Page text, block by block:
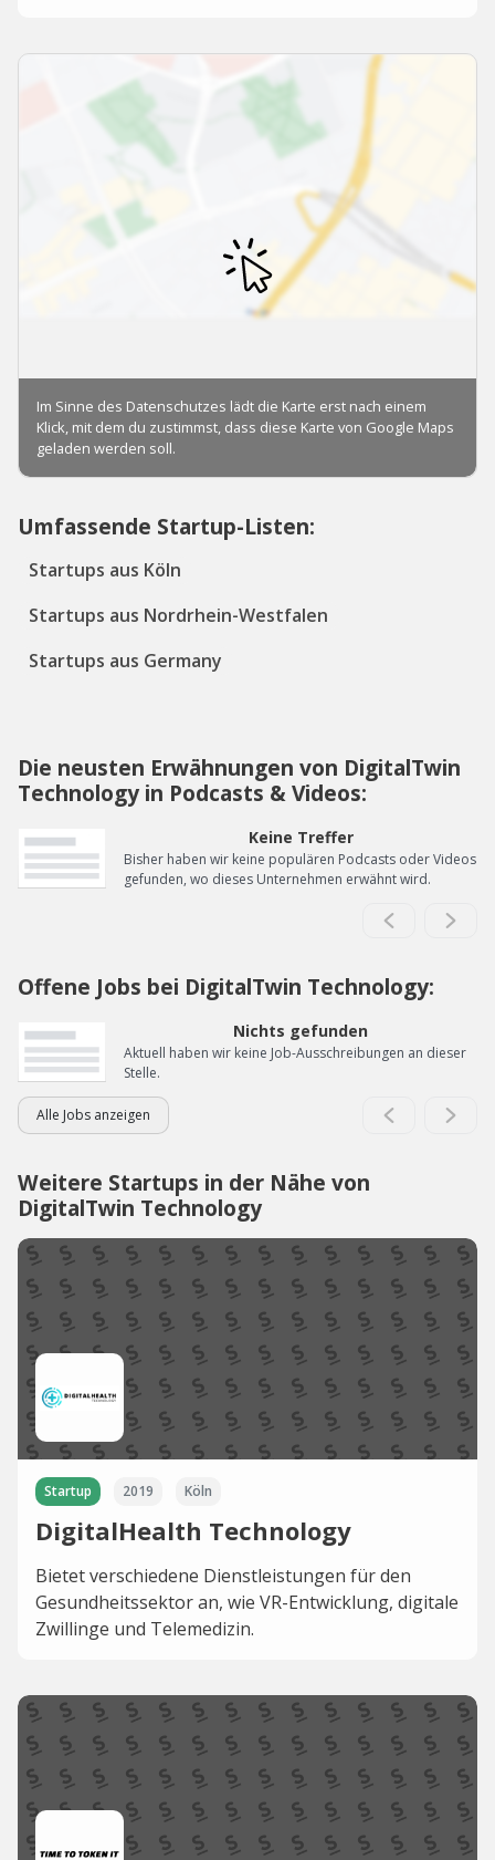
Umfassende Startup-Listen:
Startups aus Köln
Startups aus Nordrhein-Westfalen
Startups aus Germany
Die neusten Erwähnungen von DigitalTwin
Technology in Podcasts & Videos:
Keine Treffer
Bisher haben wir keine populären Podcasts oder Videos
gefunden, wo dieses Unternehmen erwähnt wird.
Offene Jobs bei DigitalTwin Technology:
Nichts gefunden
Aktuell haben wir keine Job-Ausschreibungen an dieser
Stelle.
Alle Jobs anzeigen
Weitere Startups in der Nähe von
DigitalTwin Technology
Startup 2019 Köln
DigitalHealth Technology
Bietet verschiedene Dienstleistungen für den
Gesundheitssektor an, wie VR-Entwicklung, digitale
Zwillinge und Telemedizin.